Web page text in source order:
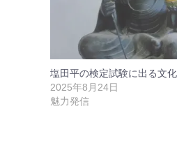
塩田平の検定試験に出る文
2025年8月24日
魅力発信